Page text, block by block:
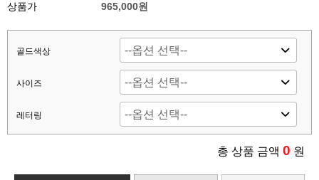
상품가 965,000원
골드색상
사이즈
레터링
총 상품 금액 0 원